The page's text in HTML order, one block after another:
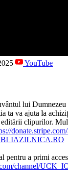
YouTube
lui
ta va ajuta la
editării clipurilor.
pentru a primi
channel/